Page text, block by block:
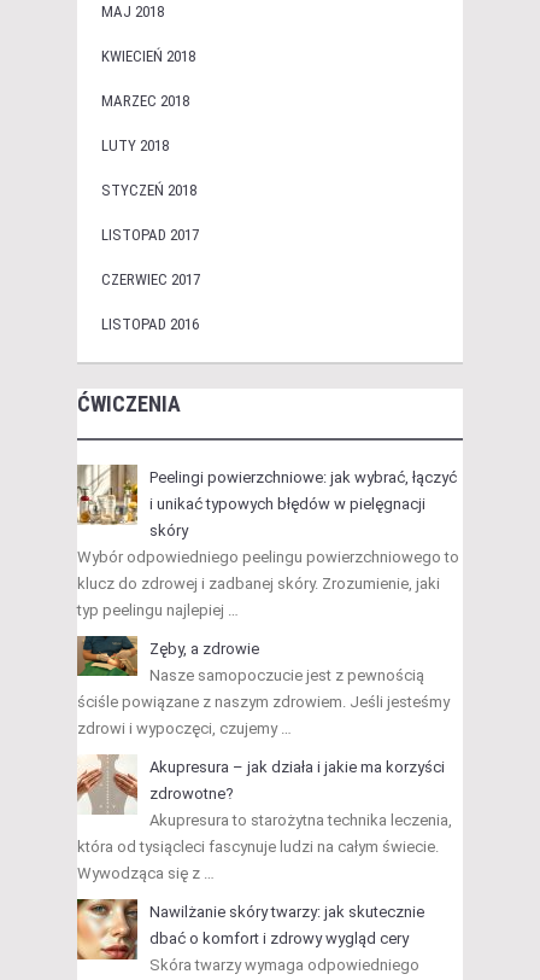
MAJ 2018
KWIECIEŃ 2018
MARZEC 2018
LUTY 2018
STYCZEŃ 2018
LISTOPAD 2017
CZERWIEC 2017
LISTOPAD 2016
ĆWICZENIA
Peelingi powierzchniowe: jak wybrać, łączyć
i unikać typowych błędów w pielęgnacji
skóry
Wybór odpowiedniego peelingu powierzchniowego to
klucz do zdrowej i zadbanej skóry. Zrozumienie, jaki
typ peelingu najlepiej …
Zęby, a zdrowie
Nasze samopoczucie jest z pewnością
ściśle powiązane z naszym zdrowiem. Jeśli jesteśmy
zdrowi i wypoczęci, czujemy …
Akupresura – jak działa i jakie ma korzyści
zdrowotne?
Akupresura to starożytna technika leczenia,
która od tysiącleci fascynuje ludzi na całym świecie.
Wywodząca się z …
Nawilżanie skóry twarzy: jak skutecznie
dbać o komfort i zdrowy wygląd cery
Skóra twarzy wymaga odpowiedniego